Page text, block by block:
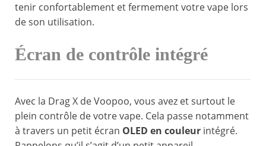
tenir confortablement et fermement votre vape lors
de son utilisation.
Écran de contrôle intégré
Avec la Drag X de Voopoo, vous avez et surtout le
plein contrôle de votre vape. Cela passe notamment
à travers un petit écran OLED en couleur intégré.